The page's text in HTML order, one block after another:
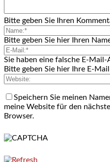
Bitte geben Sie Ihren
Bitte geben Sie hier Ihren
Sie haben eine falsche E-Mail-
Bitte geben Sie hier Ihre E-
Speichern Sie meinen
meine Website für den
Browser.